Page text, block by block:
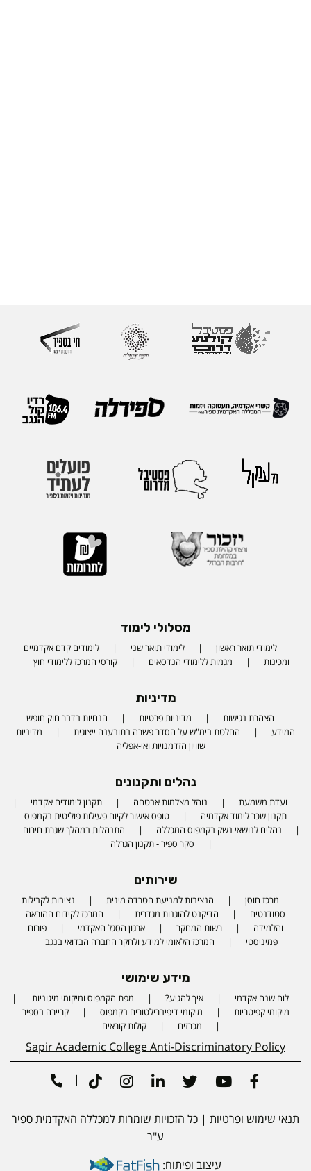
מסלולי לימוד
לימודי תואר ראשון לימודי תואר שני
לימודים קדם אקדמיים
ומכינות
מגמות ללימודי הנדסאים קורסי המרכז ללימודי חוץ
מדיניות
הצהרת נגישות מדיניות פרטיות
הנחיות בדבר חוק חופש
המידע
החלטת בימ"ש על הסדר פשרה בתובענה ייצוגית
מדיניות
שוויון הזדמנויות ואי-אפליה
נהלים ותקנונים
ועדת משמעת נוהל מצלמות אבטחה
תקנון לימודים אקדמי
תקנון שכר לימוד אקדמיה
טופס אישור לקיום פעילות פוליטית בקמפוס
נהלים לנושאי נשק בקמפוס המכללה
התנהלות במהלך שגרת חירום
סקר ספיר - תקנון הגרלה
שירותים
מרכז חוסן הנציבות למניעת הטרדה מינית
נציבות לקבילות
סטודנטים
הדיקנט להוגנות מגדרית
המרכז לקידום ההוראה
והלמידה
רשות המחקר ארגון הסגל האקדמי
פורום
פמיניסטי
המרכז הלאומי למידע ולחקר החברה הבדואי בנגב
מידע שימושי
לוח שנה אקדמי איך להגיע?
מפת הקמפוס ומיקומי מיגוניות
מיקומי קפיטריות
מיקומי דיפיברילטורים בקמפוס
קריירה בספיר
מכרזים
קולות קוראים
Sapir Academic College Anti-Discriminatory Policy
עיצוב ופיתוח:
תנאי שימוש ופרטיות | כל הזכויות שומרות למכללה האקדמית ספיר
ע"ר
Facebook
Youtube
Twitter
Linkedin
Instagram
Tiktok
|
Phone number